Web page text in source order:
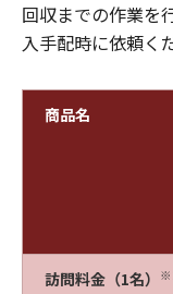
回収までの作業を
入手配時に依頼く
商品名
訪問料金（1名）